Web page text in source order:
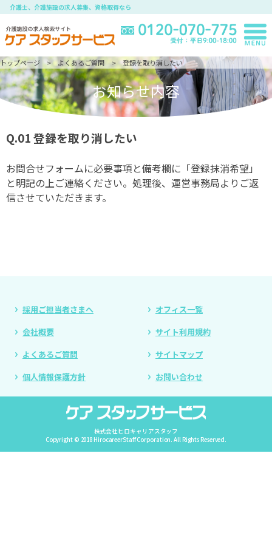
介護士、介護施設の求人募集、資格取得なら
トップページ よくあるご質問 登録を取り消したい
お知らせ内容
Q.01登録を取り消したい
お問合せフォームに必要事項と備考欄に「登録抹消希望」
と明記の上ご連絡ください。処理後、運営事務局よりご返
信させていただきます。
採用ご担当者さまへ
オフィス一覧
会社概要
サイト利用規約
よくあるご質問
サイトマップ
個人情報保護方針
お問い合わせ
株式会社ヒロキャリアスタッフ
Copyright © 2018 HirocareerStaff Corporation. All Rights Reserved.